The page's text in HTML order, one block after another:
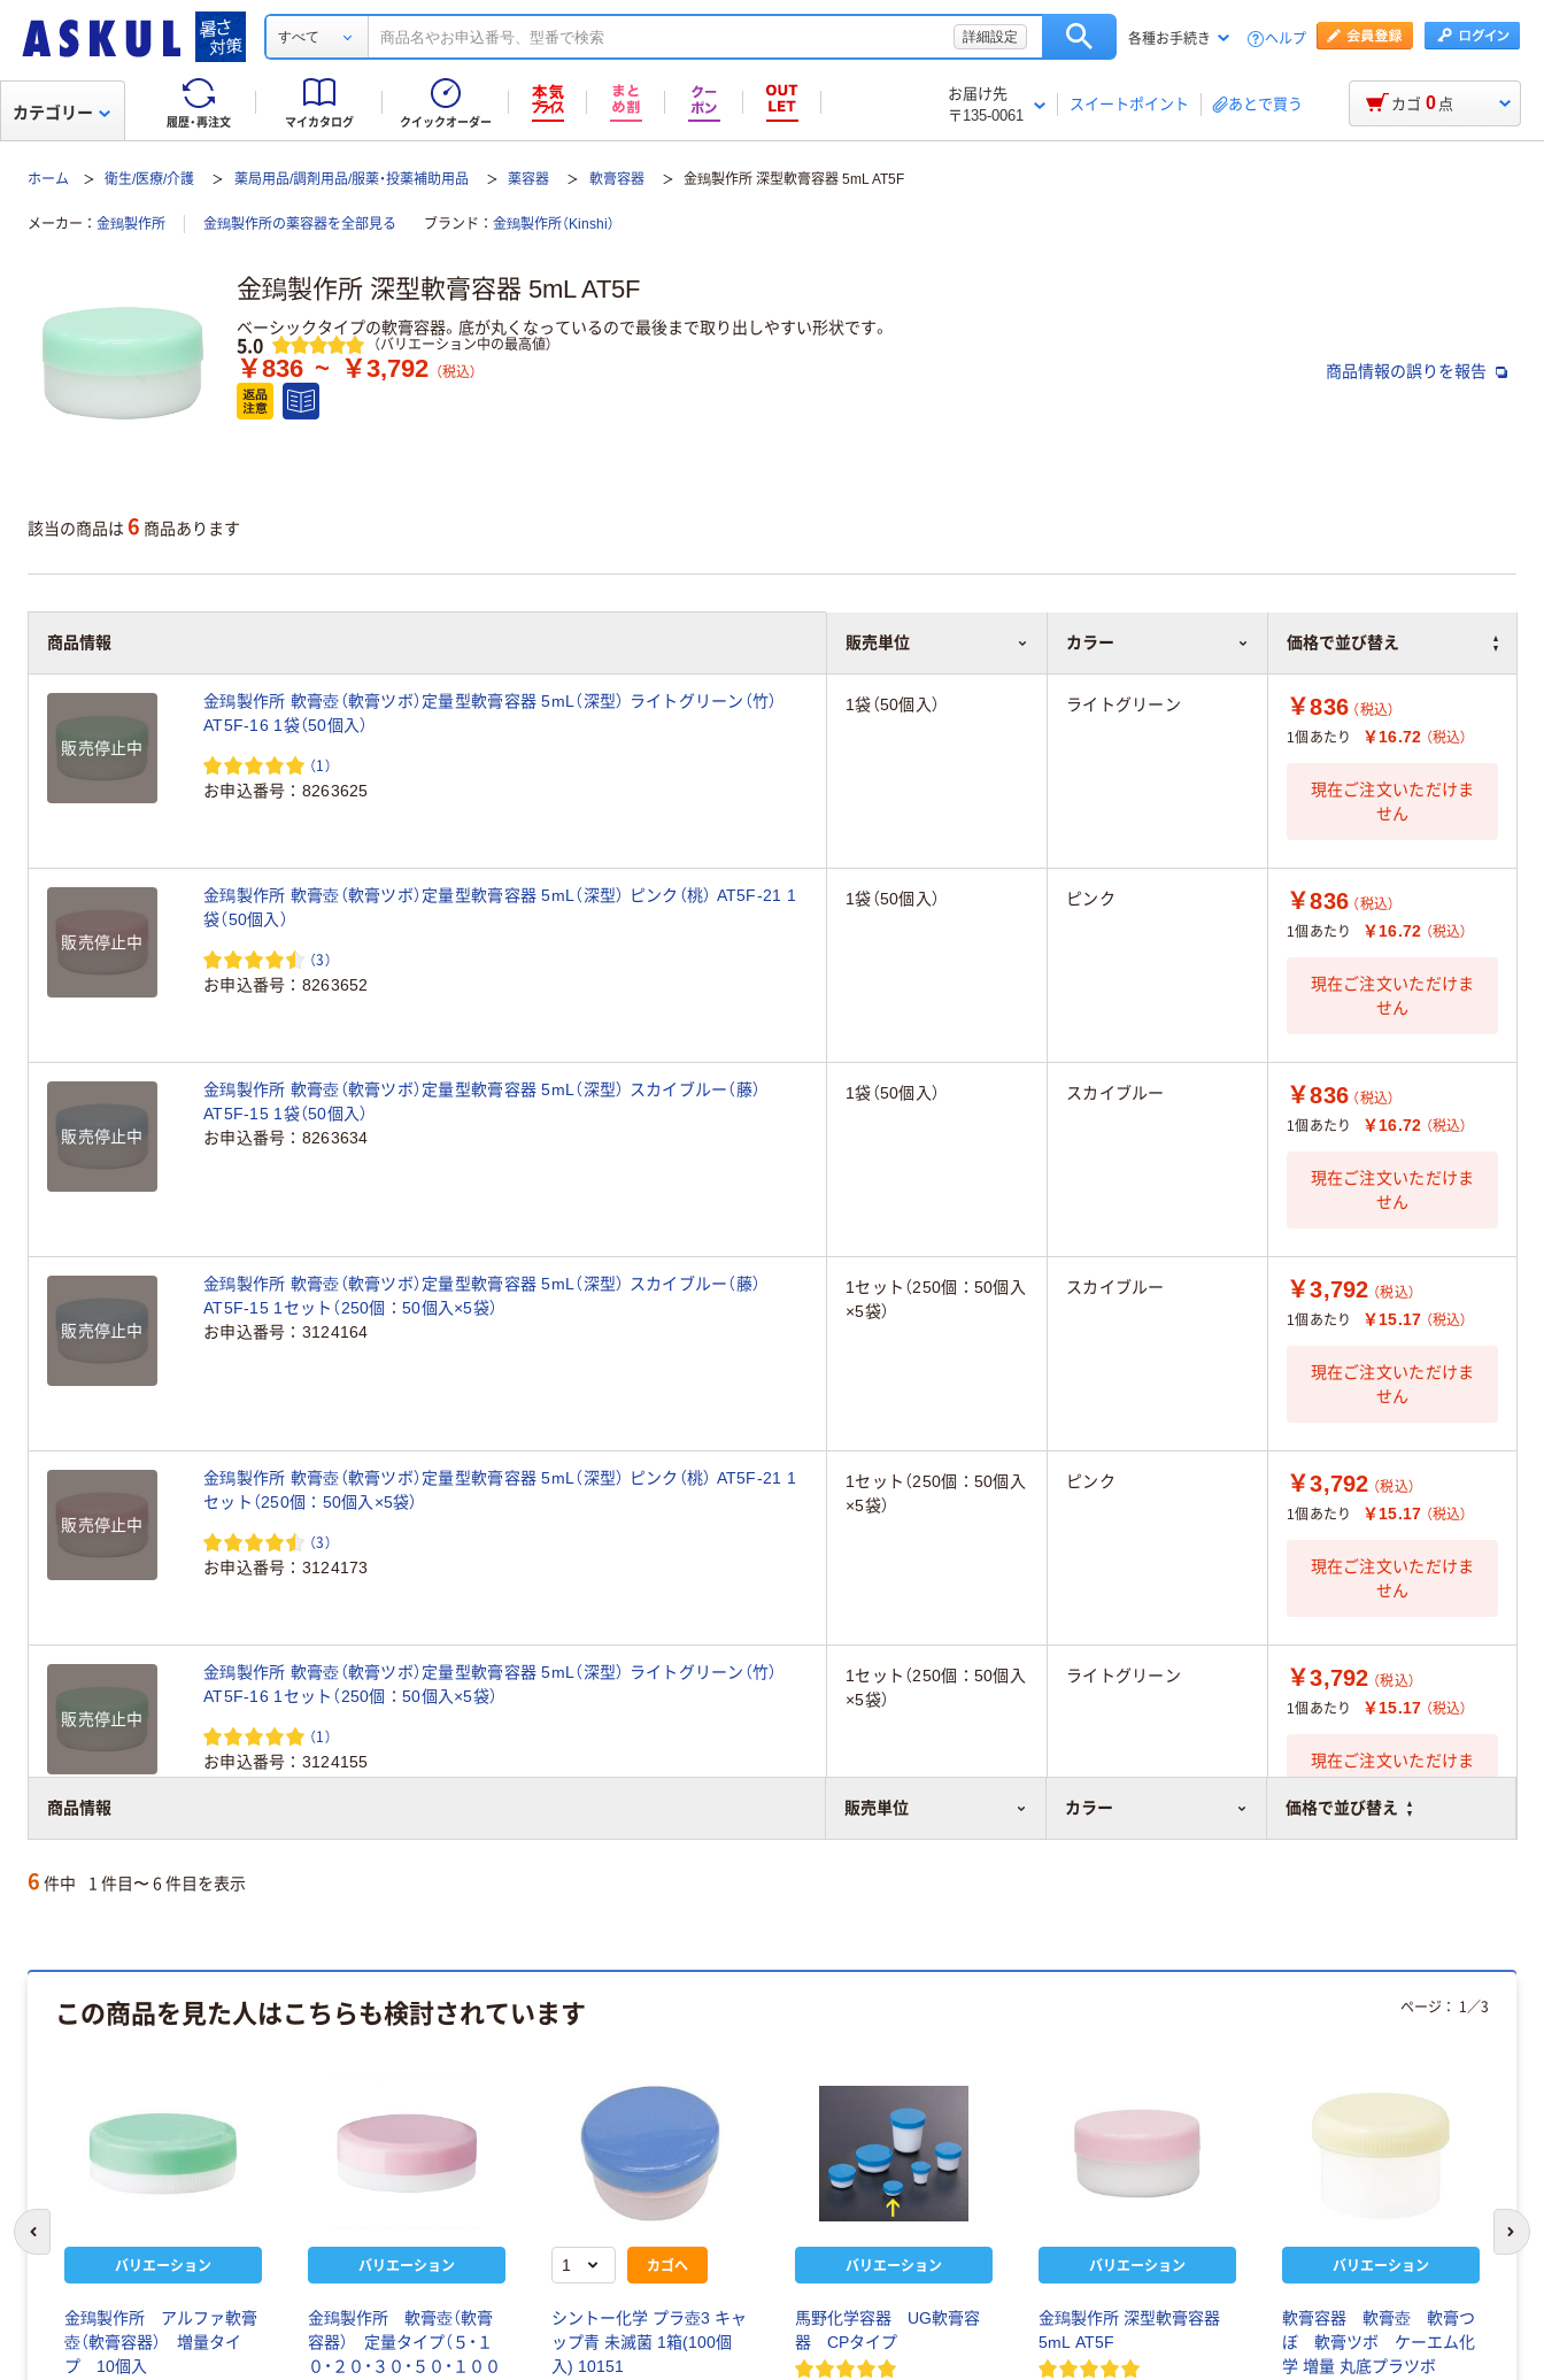
すべて 詳細設定 各種お手続き ヘルプ
履歴・再注文 マイカタログ クイックオーダー
お届け先
〒135-0061
スイートポイント あとで買う
カテゴリー カゴ 0 点
ホーム 衛生/医療/介護 薬局用品/調剤用品/服薬・投薬補助用品 薬容器 軟膏容器 金鵄製作所 深型軟膏容器 5mL AT5F
メーカー 金鵄製作所 金鵄製作所の薬容器を全部見る ブランド 金鵄製作所（Kinshi）
金鵄製作所 深型軟膏容器 5mL AT5F
ベーシックタイプの軟膏容器。底が丸くなっているので最後まで取り出しやすい形状です。
レビュー
5.0 （バリエーション中の最高値）
￥836 ~ ￥3,792 （税込） 商品情報の誤りを報告
該当の商品は 6 商品あります
商品情報 販売単位 カラー 価格で並び替え
商品情報 販売単位 カラー 価格で並び替え
販売停止中
金鵄製作所 軟膏壺（軟膏ツボ）定量型軟膏容器 5mL（深型） ライトグリーン（竹）
AT5F-16 1袋（50個入）
（1）
お申込番号 8263625
1袋（50個入） ライトグリーン ￥836 （税込）
1個あたり
￥16.72 （税込）
現在ご注文いただけま
せん
販売停止中
金鵄製作所 軟膏壺（軟膏ツボ）定量型軟膏容器 5mL（深型） ピンク（桃） AT5F-21 1
袋（50個入）
（3）
お申込番号 8263652
1袋（50個入） ピンク ￥836 （税込）
1個あたり
￥16.72 （税込）
現在ご注文いただけま
せん
販売停止中
金鵄製作所 軟膏壺（軟膏ツボ）定量型軟膏容器 5mL（深型） スカイブルー（藤）
AT5F-15 1袋（50個入）
お申込番号
8263634
1袋（50個入） スカイブルー ￥836 （税込）
1個あたり
￥16.72 （税込）
現在ご注文いただけま
せん
販売停止中
金鵄製作所 軟膏壺（軟膏ツボ）定量型軟膏容器 5mL（深型） スカイブルー（藤）
AT5F-15 1セット（250個：50個入×5袋）
お申込番号
3124164
1セット（250個：50個入
×5袋）
スカイブルー ￥3,792 （税込）
1個あたり
￥15.17 （税込）
現在ご注文いただけま
せん
販売停止中
金鵄製作所 軟膏壺（軟膏ツボ）定量型軟膏容器 5mL（深型） ピンク（桃） AT5F-21 1
セット（250個：50個入×5袋）
（3）
お申込番号 3124173
1セット（250個：50個入
×5袋）
ピンク ￥3,792 （税込）
1個あたり
￥15.17 （税込）
現在ご注文いただけま
せん
販売停止中
金鵄製作所 軟膏壺（軟膏ツボ）定量型軟膏容器 5mL（深型） ライトグリーン（竹）
AT5F-16 1セット（250個：50個入×5袋）
（1）
お申込番号 3124155
1セット（250個：50個入
×5袋）
ライトグリーン ￥3,792 （税込）
1個あたり
￥15.17 （税込）
現在ご注文いただけま
6 件中 1 件目〜 6 件目を表示
この商品を見た人はこちらも検討されています
バリエーション
金鵄製作所 アルファ軟膏
壺（軟膏容器） 増量タイ
プ 10個入
バリエーション
金鵄製作所 軟膏壺（軟膏
容器） 定量タイプ（５・１
０・２０・３０・５０・１００
カゴへ
シントー化学 プラ壺3 キャ
ップ青 未滅菌 1箱(100個
入) 10151
バリエーション
馬野化学容器 UG軟膏容
器 CPタイプ
バリエーション
金鵄製作所 深型軟膏容器
5mL AT5F
バリエーション
軟膏容器 軟膏壺 軟膏つ
ぼ 軟膏ツボ ケーエム化
学 増量 丸底プラツボ
ページ： 1 ／3
前のスライドへ 次